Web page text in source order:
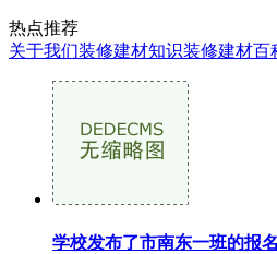
热点推荐
关于我们装修建材知识装修建材百
学校发布了市南东一班的报